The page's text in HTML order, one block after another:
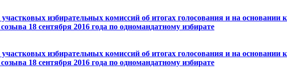
избирательных комиссий об итогах голосования и на основании
18 сентября 2016 года по одномандатному избирате
избирательных комиссий об итогах голосования и на основании
18 сентября 2016 года по одномандатному избирате